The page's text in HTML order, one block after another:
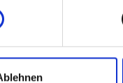
maximale grip